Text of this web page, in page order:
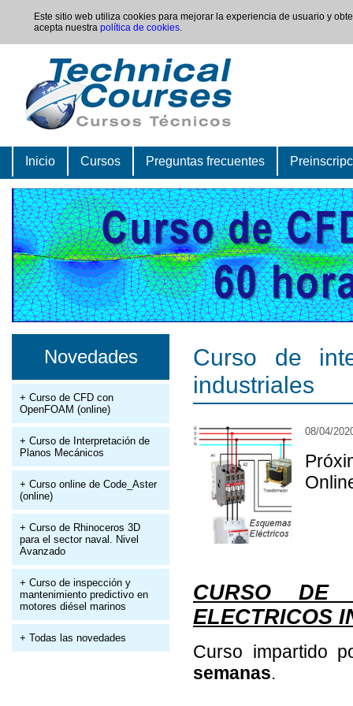
Este sitio web utiliza cookies para mejorar la experiencia de usuario y
acepta nuestra política de cookies.
Inicio Cursos Preguntas frecuentes
Novedades
+ Curso de CFD con
OpenFOAM (online)
+ Curso de Interpretación de
Planos Mecánicos
+ Curso online de Code_Aster
(online)
+ Curso de Rhinoceros 3D
para el sector naval. Nivel
Avanzado
+ Curso de inspección y
mantenimiento predictivo en
motores diésel marinos
+ Todas las novedades
Curso de
industriales
08/04/
CURSO DE
ELECTRICOS
Curso impartido
semanas.